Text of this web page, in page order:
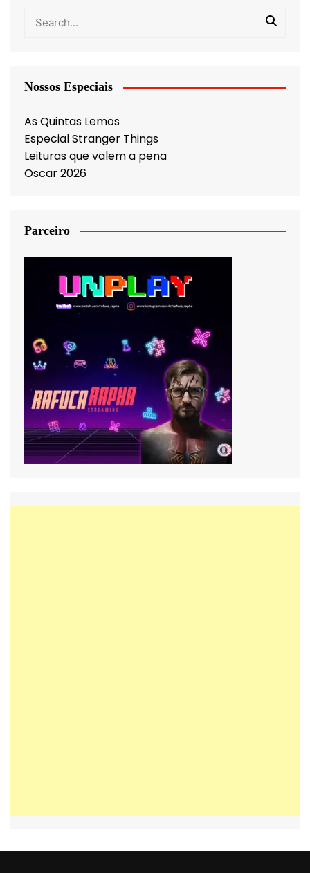
Nossos Especiais
As Quintas Lemos
Especial Stranger Things
Leituras que valem a pena
Oscar 2026
Parceiro